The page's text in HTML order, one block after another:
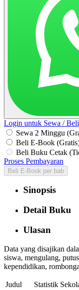
Login untuk Sewa / Beli
Sewa 2 Minggu
Beli E-Book
Beli Buku Cetak
Proses Pembayaran
Beli E-Book per bab
Sinopsis
Detail Buku
Ulasan
Data yang disajikan
siswa, mengulang,
kependidikan,
Judul
Statistik